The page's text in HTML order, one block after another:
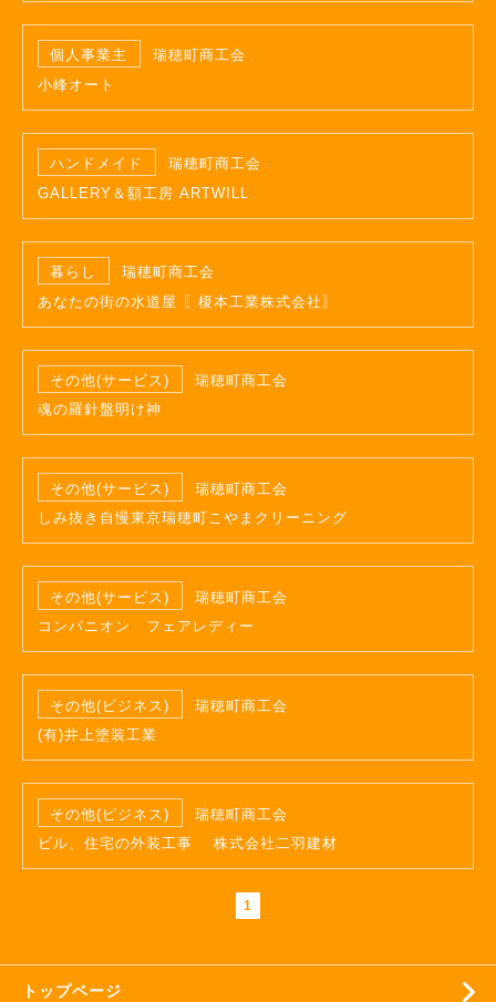
個人事業主
瑞穂町商工会
小峰オート
ハンドメイド
瑞穂町商工会
GALLERY＆額工房 ARTWILL
暮らし
瑞穂町商工会
あなたの街の水道屋 〖榎本工業株式会社〗
その他(サービス)
瑞穂町商工会
魂の羅針盤明け神
その他(サービス)
瑞穂町商工会
しみ抜き自慢東京瑞穂町こやまクリーニング
その他(サービス)
瑞穂町商工会
コンパニオン フェアレディー
その他(ビジネス)
瑞穂町商工会
(有)井上塗装工業
その他(ビジネス)
瑞穂町商工会
ビル、住宅の外装工事 株式会社二羽建材
1
トップページ